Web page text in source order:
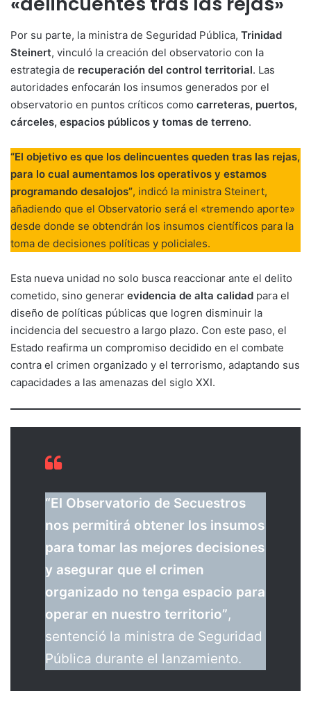
Por su parte, la ministra de Seguridad Pública, Trinidad
Steinert, vinculó la creación del observatorio con la
estrategia de recuperación del control territorial. Las
autoridades enfocarán los insumos generados por el
observatorio en puntos críticos como carreteras, puertos,
cárceles, espacios públicos y tomas de terreno.
“El objetivo es que los delincuentes queden tras las rejas,
para lo cual aumentamos los operativos y estamos
programando desalojos”, indicó la ministra Steinert,
añadiendo que el Observatorio será el «tremendo aporte»
desde donde se obtendrán los insumos científicos para la
toma de decisiones políticas y policiales.
Esta nueva unidad no solo busca reaccionar ante el delito
cometido, sino generar evidencia de alta calidad para el
diseño de políticas públicas que logren disminuir la
incidencia del secuestro a largo plazo. Con este paso, el
Estado reafirma un compromiso decidido en el combate
contra el crimen organizado y el terrorismo, adaptando sus
capacidades a las amenazas del siglo XXI.
“El Observatorio de Secuestros
nos permitirá obtener los insumos
para tomar las mejores decisiones
y asegurar que el crimen
organizado no tenga espacio para
operar en nuestro territorio”,
sentenció la ministra de Seguridad
Pública durante el lanzamiento.